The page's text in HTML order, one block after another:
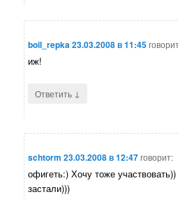
boil_repka23.03.2008 в 11:45
иж!
Ответить ↓
schtorm 23.03.2008 в 12:47говорит:
офигеть:) Хочу тоже
застали)))